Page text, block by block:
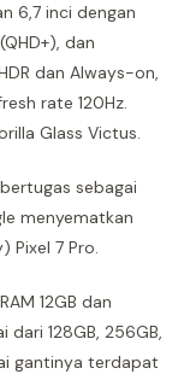
6,7 inci dengan
dan
dan Always-on,
rate 120Hz.
Glass Victus.
sebagai
menyematkan
Pixel 7 Pro.
12GB dan
128GB, 256GB,
gantinya terdapat